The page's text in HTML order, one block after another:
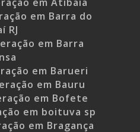
em Barra do
RJ
em Barra
em Barueri
em Bauru
em Bofete
em boituva sp
em Bragança